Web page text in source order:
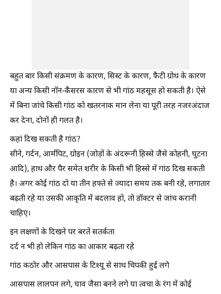
बहुत बार किसी संक्रमण के कारण, सिस्ट के कारण, फैटी ग्रोथ के कारण
या अन्य किसी नॉन-कैंसरस कारण से भी गांठ महसूस हो सकती है। ऐसे
में बिना जांचे किसी गांठ को खतरनाक मान लेना या पूरी तरह नजरअंदाज
कर देना, दोनों ही गलत है।
कहां दिख सकती है गांठ?
सीने, गर्दन, आर्मपिट, ग्रोइन (जोड़ों के अंदरूनी हिस्से जैसे कोहनी, घुटना
आदि), हाथ और पैर समेत शरीर के किसी भी हिस्से में गांठ दिख सकती
है। अगर कोई गांठ दो या तीन हफ्ते से ज्यादा समय तक बनी रहे, लगातार
बढ़ती रहे या उसकी आकृति में बदलाव हो, तो डॉक्टर से जांच करानी
चाहिए।
इन लक्षणों के दिखने पर बरतें सतर्कता
दर्द न भी हो लेकिन गांठ का आकार बढ़ता रहे
गांठ कठोर और आसपास के टिश्यू से साथ चिपकी हुई लगे
आसपास लालपन लगे, घाव जैसा बनने लगे या त्वचा के रंग में कोई